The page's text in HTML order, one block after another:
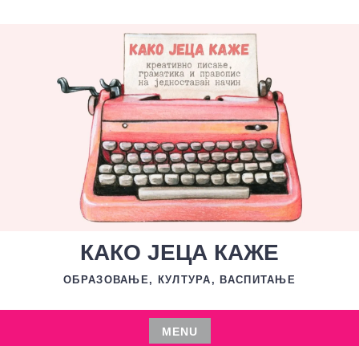
КАКО ЈЕЦА КАЖЕ
ОБРАЗОВАЊЕ, КУЛТУРА, ВАСПИТАЊЕ
MENU